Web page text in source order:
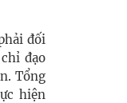
đối
đạo
Tổng
hiện